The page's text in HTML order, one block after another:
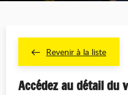
Revenir à la liste
Accédez au détail du